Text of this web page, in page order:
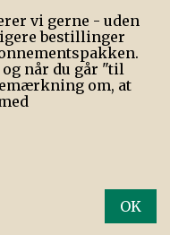
vi gerne - uden
bestillinger
når du går "til
om, at